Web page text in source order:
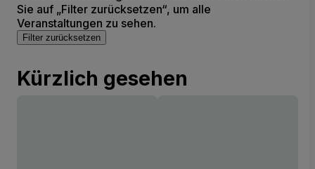
Sie auf „Filter zurücksetzen“, um alle
Veranstaltungen zu sehen.
Filter zurücksetzen
Kürzlich gesehen